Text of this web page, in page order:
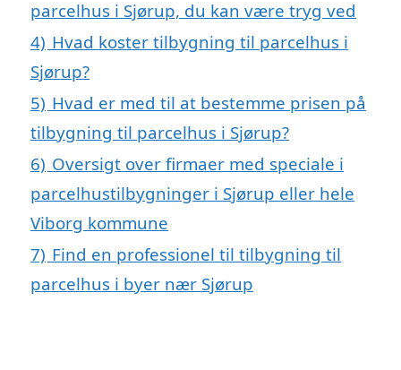
parcelhus i Sjørup, du kan være tryg ved
4) Hvad koster tilbygning til parcelhus i
Sjørup?
5) Hvad er med til at bestemme prisen på
tilbygning til parcelhus i Sjørup?
6) Oversigt over firmaer med speciale i
parcelhustilbygninger i Sjørup eller hele
Viborg kommune
7) Find en professionel til tilbygning til
parcelhus i byer nær Sjørup